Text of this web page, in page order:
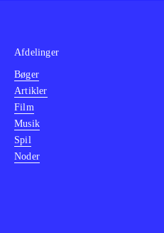
Afdelinger
Bøger
Artikler
Film
Musik
Spil
Noder